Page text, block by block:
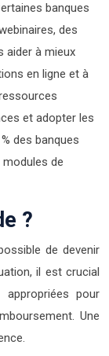
banques
des
aider à mieux
en ligne et à
et adopter les
des banques
de
?
de devenir
il est crucial
pour
Une